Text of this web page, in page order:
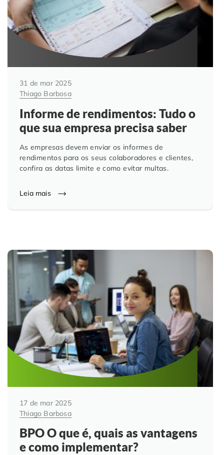
31 de mar 2025
Thiago Barbosa
Informe de rendimentos: Tudo o
que sua empresa precisa saber
As empresas devem enviar os informes de
rendimentos para os seus colaboradores e clientes,
confira as datas limite e como evitar multas.
Leia mais
17 de mar 2025
Thiago Barbosa
BPO O que é, quais as vantagens
e como implementar?